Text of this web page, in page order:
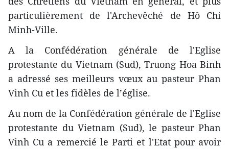
particulièrement de l'Archevêché de Hô Chi
Minh-Ville.
A la Confédération générale de l'Eglise
protestante du Vietnam (Sud), Truong Hoa Binh
a adressé ses meilleurs vœux au pasteur Phan
Vinh Cu et les fidèles de l’église.
Au nom de la Confédération générale de l'Eglise
protestante du Vietnam (Sud), le pasteur Phan
Vinh Cu a remercié le Parti et l'Etat pour avoir